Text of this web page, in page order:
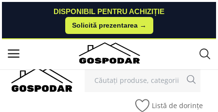
DISPONIBIL PENTRU ACHIZIȚIE
Solicită prezentarea →
Contact Autentificare Înregistrare
Listă de dorințe
DISPONIBIL PENTRU ACHIZIȚIE
Solicită prezentarea →
Meniu principal
Categorii